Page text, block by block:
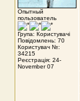
Опытный
пользователь
Група: Користувачі
Повідомлень: 70
Користувач №:
34215
Реєстрація: 24-
November 07